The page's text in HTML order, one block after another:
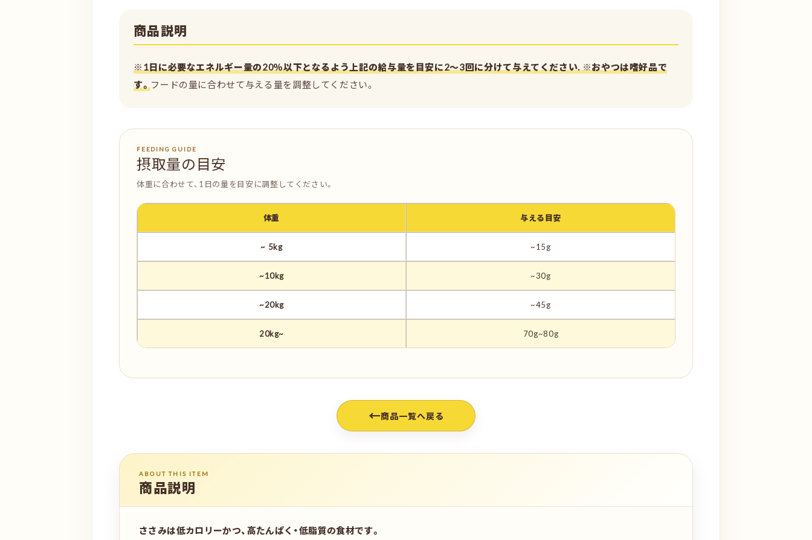
商品説明
※1日に必要なエネルギー量の20％以下となるよう上記の給与量を目安に2～3回に分けて与えてください. ※おやつは嗜好品で
す。フードの量に合わせて与える量を調整してください。
FEEDING GUIDE
摂取量の目安
体重に合わせて、1日の量を目安に調整してください。
体重 与える目安
~ 5kg ~15g
~10kg ~30g
~20kg ~45g
20kg~ 70g~80g
←商品一覧へ戻る
ABOUT THIS ITEM
商品説明
ささみは低カロリーかつ、高たんぱく・低脂質の食材です。